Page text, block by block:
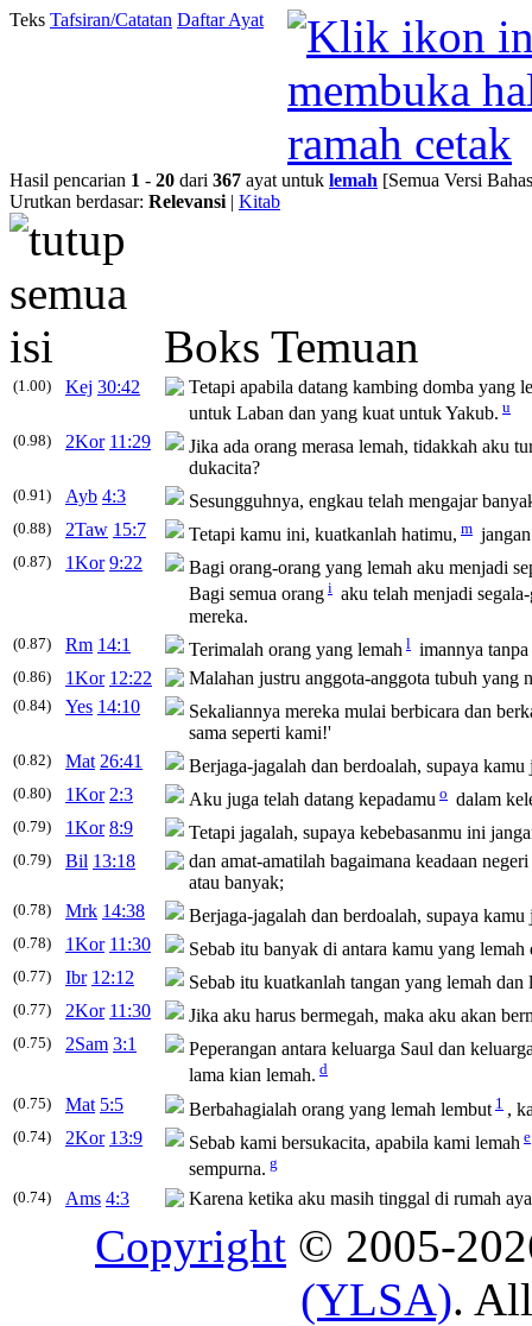
Teks Tafsiran/Catatan Daftar Ayat
Hasil pencarian 1 - 20 dari 367 ayat untuk lemah [Semua Versi
Urutkan berdasar: Relevansi | Kitab
Boks Temuan
(1.00) Kej 30:42 Tetapi apabila datang kambing domba yang
untuk Laban dan yang kuat untuk Yakub. u
(0.98)
2Kor 11:29 Jika ada orang merasa lemah, tidakkah aku
dukacita?
(0.91) Ayb 4:3 Sesungguhnya, engkau telah mengajar
(0.88) 2Taw 15:7 Tetapi kamu ini, kuatkanlah hatimu, m
(0.87) 1Kor 9:22 Bagi orang-orang yang lemah aku menjadi
Bagi semua orang i aku telah menjadi
mereka.
(0.87) Rm 14:1 Terimalah orang yang lemah l imannya
(0.86) 1Kor 12:22 Malahan justru anggota-anggota tubuh yang
(0.84) Yes 14:10
Sekaliannya mereka mulai berbicara dan
sama seperti kami!'
(0.82) Mat 26:41 Berjaga-jagalah dan berdoalah, supaya
(0.80) 1Kor 2:3 Aku juga telah datang kepadamu o dalam
(0.79) 1Kor 8:9 Tetapi jagalah, supaya kebebasanmu ini
(0.79) Bil 13:18
dan amat-amatilah bagaimana keadaan
atau banyak;
(0.78) Mrk 14:38 Berjaga-jagalah dan berdoalah, supaya
(0.78) 1Kor 11:30 Sebab itu banyak di antara kamu yang lemah
(0.77) Ibr 12:12 Sebab itu kuatkanlah tangan yang lemah dan
(0.77) 2Kor 11:30 Jika aku harus bermegah, maka aku akan
(0.75) 2Sam 3:1
Peperangan antara keluarga Saul dan
lama kian lemah. d
(0.75)
Mat 5:5 Berbahagialah orang yang lemah lembut 1 ,
(0.74) 2Kor 13:9 Sebab kami bersukacita, apabila kami lemah e
sempurna. g
(0.74)
Ams 4:3 Karena ketika aku masih tinggal di rumah
Copyright © 2005-
(YLSA).